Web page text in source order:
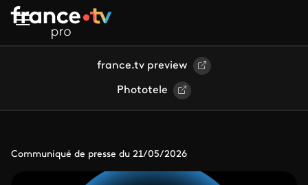
Aller au contenu principal
france.tv preview
Phototele
Communiqué de presse du 21/05/2026